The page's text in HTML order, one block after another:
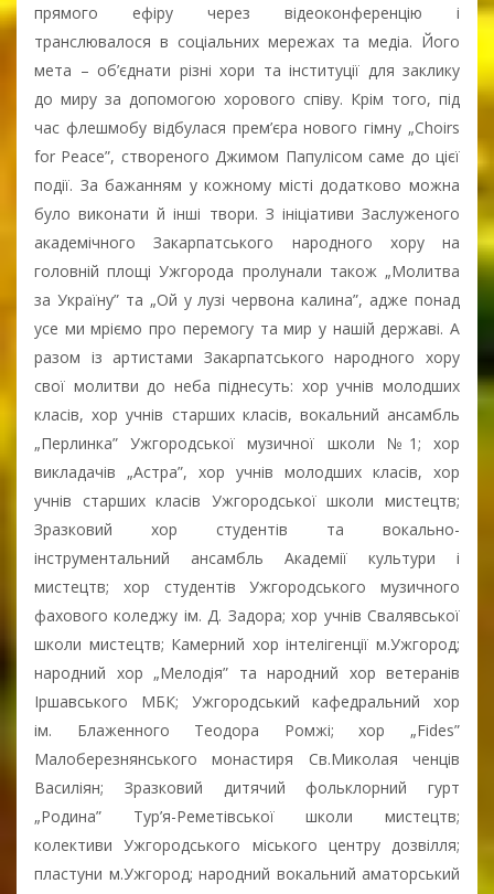
прямого ефіру через відеоконференцію і
транслювалося в соціальних мережах та медіа. Його
мета – об’єднати різні хори та інституції для заклику
до миру за допомогою хорового співу. Крім того, під
час флешмобу відбулася прем’єра нового гімну „Choirs
for Peace”, створеного Джимом Папулісом саме до цієї
події. За бажанням у кожному місті додатково можна
було виконати й інші твори. З ініціативи Заслуженого
академічного Закарпатського народного хору на
головній площі Ужгорода пролунали також „Молитва
за Україну” та „Ой у лузі червона калина”, адже понад
усе ми мріємо про перемогу та мир у нашій державі. А
разом із артистами Закарпатського народного хору
свої молитви до неба піднесуть: хор учнів молодших
класів, хор учнів старших класів, вокальний ансамбль
„Перлинка” Ужгородської музичної школи №1; хор
викладачів „Астра”, хор учнів молодших класів, хор
учнів старших класів Ужгородської школи мистецтв;
Зразковий хор студентів та вокально-
інструментальний ансамбль Академії культури і
мистецтв; хор студентів Ужгородського музичного
фахового коледжу ім. Д. Задора; хор учнів Свалявської
школи мистецтв; Камерний хор інтелігенції м.Ужгород;
народний хор „Мелодія” та народний хор ветеранів
Іршавського МБК; Ужгородський кафедральний хор
ім. Блаженного Теодора Ромжі; хор „Fides”
Малоберезнянського монастиря Св.Миколая ченців
Василіян; Зразковий дитячий фольклорний гурт
„Родина” Тур’я-Реметівської школи мистецтв;
колективи Ужгородського міського центру дозвілля;
пластуни м.Ужгород; народний вокальний аматорський